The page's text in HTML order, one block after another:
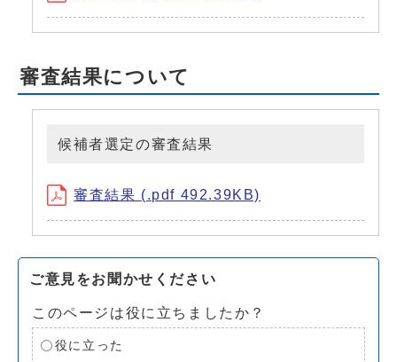
審査結果について
候補者選定の審査結果
審査結果 (.pdf 492.39KB)
ご意見をお聞かせください
このページは役に立ちましたか？
役に立った